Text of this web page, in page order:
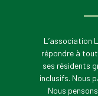
L’association
répondre à
ses résidents
inclusifs. Nous
Nous